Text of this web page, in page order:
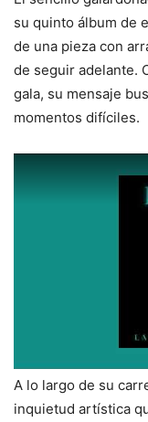
su quinto álbum de
de una pieza con
de seguir adelante.
gala, su mensaje
momentos difíciles.
A lo largo de su
inquietud artística